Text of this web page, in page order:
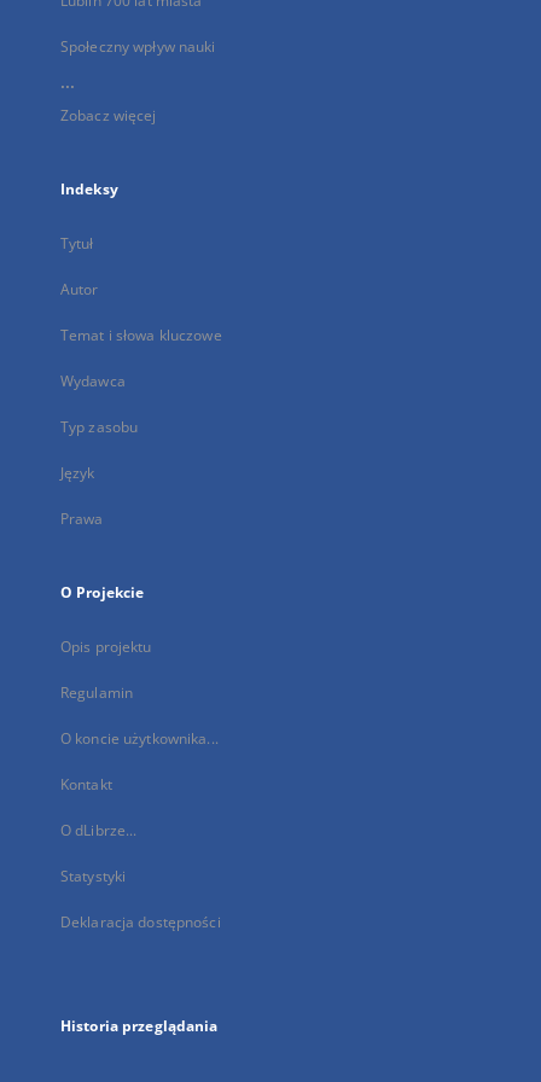
Społeczny wpływ nauki
...
Zobacz więcej
Indeksy
Tytuł
Autor
Temat i słowa kluczowe
Wydawca
Typ zasobu
Język
Prawa
O Projekcie
Opis projektu
Regulamin
O koncie użytkownika...
Kontakt
O dLibrze...
Statystyki
Deklaracja dostępności
Historia przeglądania